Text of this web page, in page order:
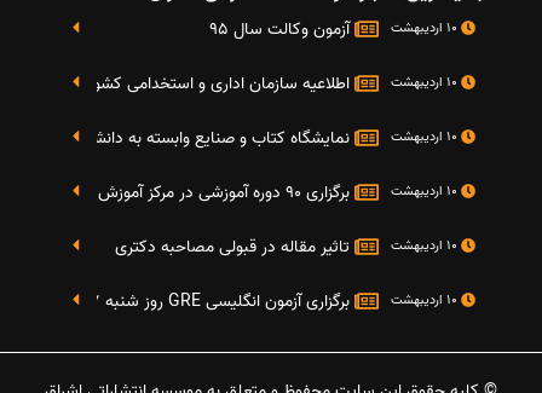
آزمون وکالت سال 95
اطلاعیه سازمان اداری و استخدامی کشور در خصوص
نمایشگاه کتاب و صنایع وابسته به دانشگاه صنعتی شریف 4 الی 8 مهر
برگزاری 90 دوره آموزشی در مرکز آموزش فرهنگی دانشگاه علامه
تاثیر مقاله در قبولی مصاحبه دکتری
برگزاری آزمون انگلیسی GRE روز شنبه 27 شهریور(مقارن با 17 سپتامبر 2016)